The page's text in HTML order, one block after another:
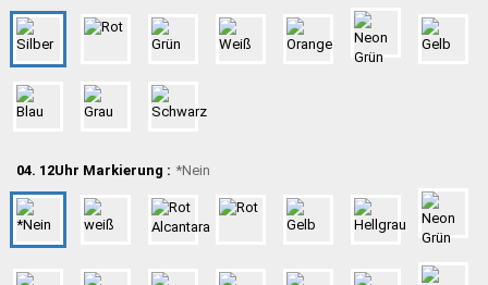
04. 12Uhr Markierung : *Nein